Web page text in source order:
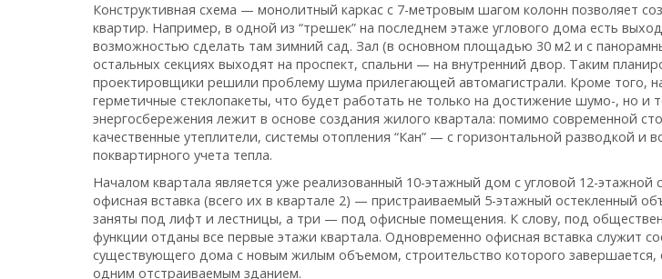
Конструктивная схема — монолитный каркас с 7-метровым шагом колонн позволяет
квартир. Например, в одной из “трешек” на последнем этаже углового дома есть
возможностью сделать там зимний сад. Зал (в основном площадью 30 м2 и с
остальных секциях выходят на проспект, спальни — на внутренний двор. Таким
проектировщики решили проблему шума прилегающей автомагистрали. Кроме того,
герметичные стеклопакеты, что будет работать не только на достижение шумо-, но и
энергосбережения лежит в основе создания жилого квартала: помимо современной
качественные утеплители, системы отопления “Кан” — с горизонтальной разводкой и
поквартирного учета тепла.
Началом квартала является уже реализованный 10-этажный дом с угловой 12-этажной
офисная вставка (всего их в квартале 2) — пристраиваемый 5-этажный остекленный
заняты под лифт и лестницы, а три — под офисные помещения. К слову, под
функции отданы все первые этажи квартала. Одновременно офисная вставка служит
существующего дома с новым жилым объемом, строительство которого
одним отстраиваемым зданием.